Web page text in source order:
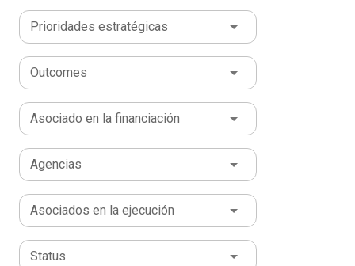
Prioridades estratégicas
Outcomes
Asociado en la financiación
Agencias
Asociados en la ejecución
Status